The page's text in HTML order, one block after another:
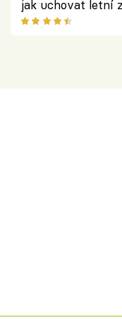
jak uchovat letní